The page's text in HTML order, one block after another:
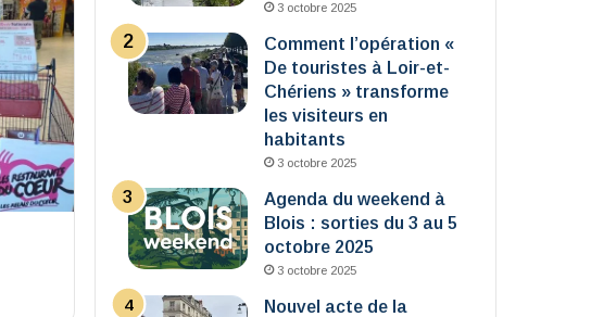
3 octobre 2025
Comment l’opération «
De touristes à Loir-et-
Chériens » transforme
les visiteurs en
habitants
3 octobre 2025
Agenda du weekend à
Blois : sorties du 3 au 5
octobre 2025
3 octobre 2025
Nouvel acte de la